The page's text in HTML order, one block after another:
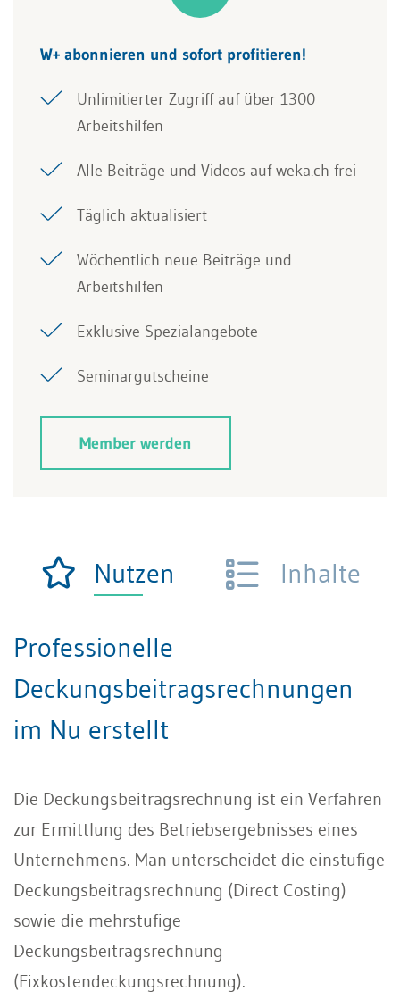
W+ abonnieren und sofort profitieren!
Unlimitierter Zugriff auf über 1300
Arbeitshilfen
Alle Beiträge und Videos auf weka.ch frei
Täglich aktualisiert
Wöchentlich neue Beiträge und
Arbeitshilfen
Exklusive Spezialangebote
Seminargutscheine
Member werden
Nutzen Inhalte
Professionelle
Deckungsbeitragsrechnungen
im Nu erstellt
Die Deckungsbeitragsrechnung ist ein Verfahren
zur Ermittlung des Betriebsergebnisses eines
Unternehmens. Man unterscheidet die einstufige
Deckungsbeitragsrechnung (Direct Costing)
sowie die mehrstufige
Deckungsbeitragsrechnung
(Fixkostendeckungsrechnung).